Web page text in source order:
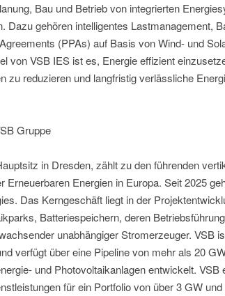
Bau und Betrieb von integrierten
Dazu gehören intelligentes Lastmanagement,
(PPAs) auf Basis von Wind- und
von VSB IES ist es, Energie effizient
zu reduzieren und langfristig verlässliche
Gruppe
in Dresden, zählt zu den führenden
Erneuerbaren Energien in Europa. Seit 2025
Das Kerngeschäft liegt in der
Batteriespeichern, deren
unabhängiger Stromerzeuger. VSB
verfügt über eine Pipeline von mehr als 20
und Photovoltaikanlagen entwickelt. VSB
für ein Portfolio von über 3 GW